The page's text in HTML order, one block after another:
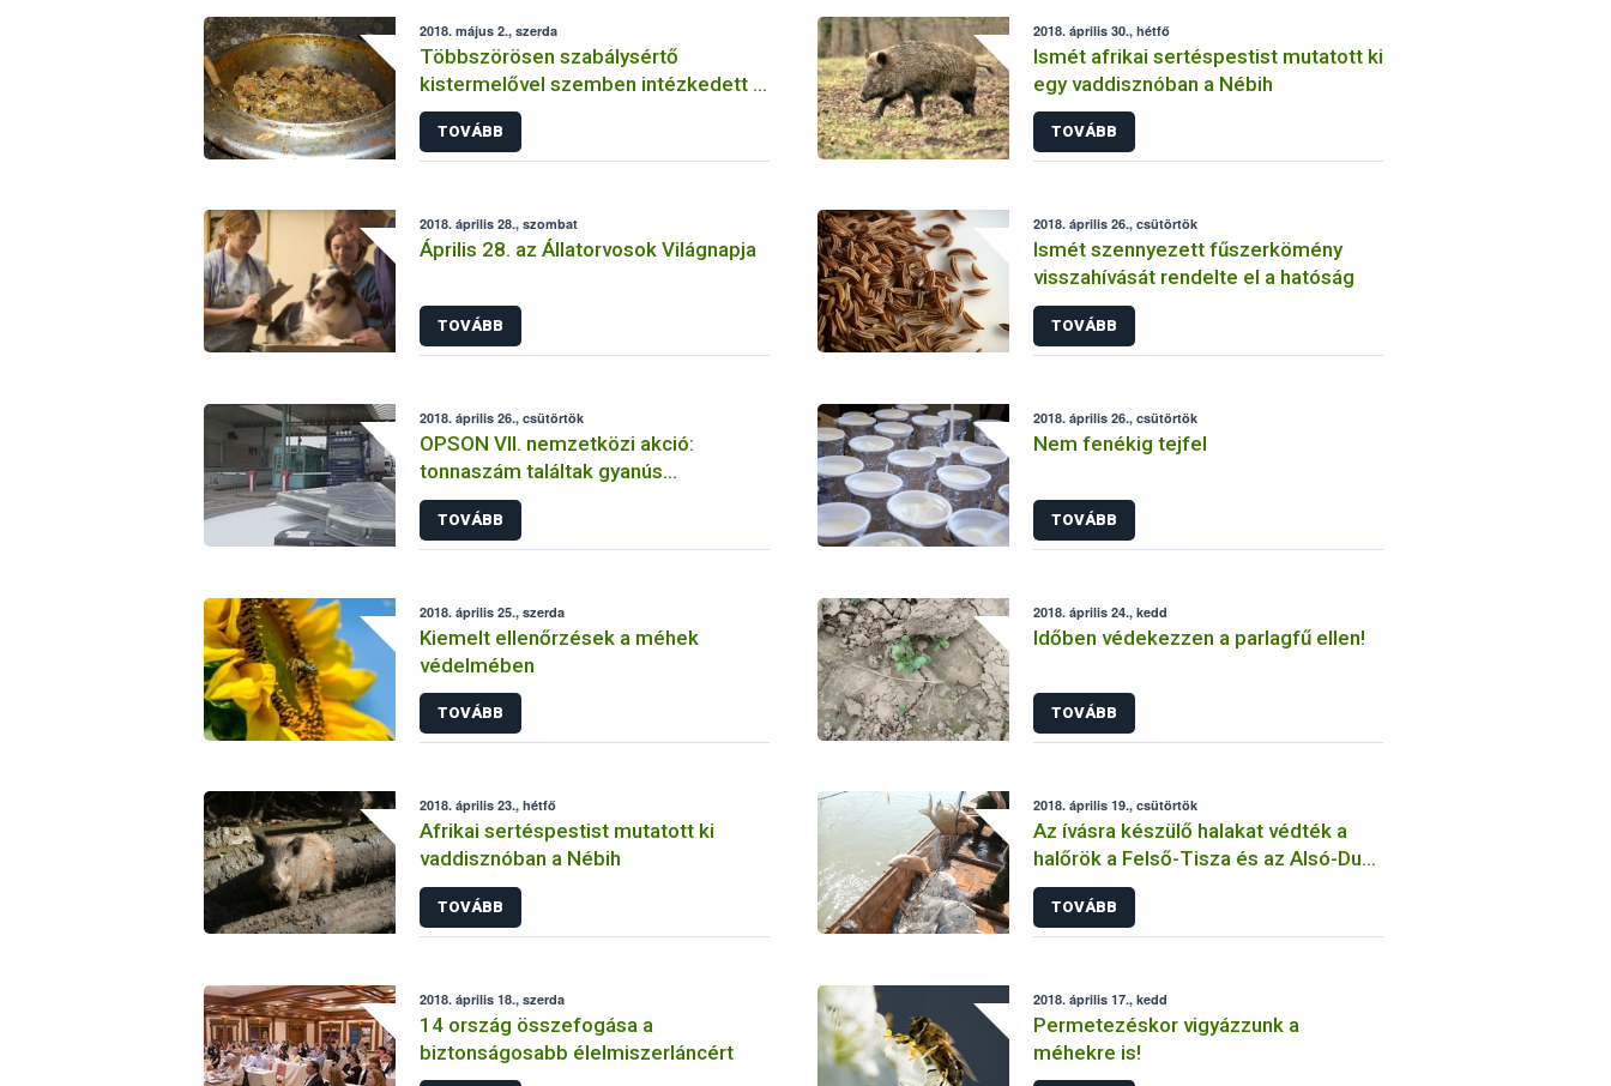
2018. május 2., szerda
Többszörösen szabálysértő
kistermelővel szemben intézkedett a
Nébih
TOVÁBB
2018. április 30., hétfő
Ismét afrikai sertéspestist mutatott ki
egy vaddisznóban a Nébih
TOVÁBB
2018. április 28., szombat
Április 28. az Állatorvosok Világnapja
TOVÁBB
2018. április 26., csütörtök
Ismét szennyezett fűszerkömény
visszahívását rendelte el a hatóság
TOVÁBB
2018. április 26., csütörtök
OPSON VII. nemzetközi akció:
tonnaszám találtak gyanús
élelmiszert
TOVÁBB
2018. április 26., csütörtök
Nem fenékig tejfel
TOVÁBB
2018. április 25., szerda
Kiemelt ellenőrzések a méhek
védelmében
TOVÁBB
2018. április 24., kedd
Időben védekezzen a parlagfű ellen!
TOVÁBB
2018. április 23., hétfő
Afrikai sertéspestist mutatott ki
vaddisznóban a Nébih
TOVÁBB
2018. április 19., csütörtök
Az ívásra készülő halakat védték a
halőrök a Felső-Tisza és az Alsó-Duna
térségében
TOVÁBB
2018. április 18., szerda
14 ország összefogása a
biztonságosabb élelmiszerláncért
2018. április 17., kedd
Permetezéskor vigyázzunk a
méhekre is!